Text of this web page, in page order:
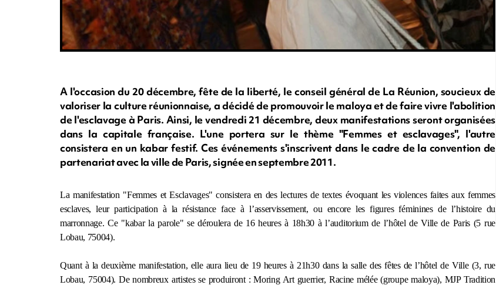
A l'occasion du 20 décembre, fête de la liberté, le conseil général de La Réunion, soucieux de
valoriser la culture réunionnaise, a décidé de promouvoir le maloya et de faire vivre l'abolition
de l'esclavage à Paris. Ainsi, le vendredi 21 décembre, deux manifestations seront organisées
dans la capitale française. L'une portera sur le thème "Femmes et esclavages", l'autre
consistera en un kabar festif. Ces événements s'inscrivent dans le cadre de la convention de
partenariat avec la ville de Paris, signée en septembre 2011.
La manifestation "Femmes et Esclavages" consistera en des lectures de textes évoquant les violences faites aux femmes
esclaves, leur participation à la résistance face à l’asservissement, ou encore les figures féminines de l’histoire du
marronnage. Ce "kabar la parole" se déroulera de 16 heures à 18h30 à l’auditorium de l’hôtel de Ville de Paris (5 rue
Lobau, 75004).
Quant à la deuxième manifestation, elle aura lieu de 19 heures à 21h30 dans la salle des fêtes de l’hôtel de Ville (3, rue
Lobau, 75004). De nombreux artistes se produiront : Moring Art guerrier, Racine mélée (groupe maloya), MJP Tradition